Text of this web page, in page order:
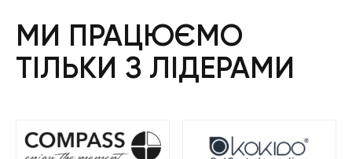
МИ ПРАЦЮЄМО
ТІЛЬКИ З ЛІДЕРАМИ